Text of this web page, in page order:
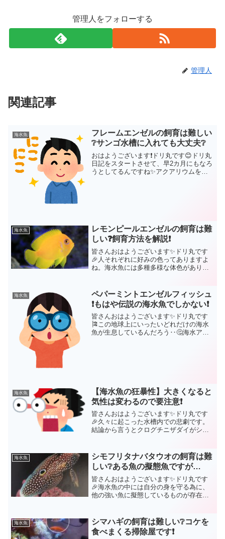
管理人をフォローする
管理人
関連記事
海水魚
フレームエンゼルの飼育は難しい
❔サンゴ水槽に入れても大丈夫❔
おはようございます❗ドリ丸です😊ドリ丸
日記をスタートさせて、早2カ月にもなろ
うとしてるんですね✨アクアリウムを趣
海水魚
レモンピールエンゼルの飼育は難
しい❓飼育方法を解説❗
皆さんおはようございます✨ドリ丸です
🎉人それぞれに好みの色ってありますよ
ね。海水魚には多種多様な体色がありま
する【レモンピール・エンゼルフィッシ
ュ】は、まさにドリ丸が大...
海水魚
ペパーミントエンゼルフィッシュ
❗もはや伝説の海水魚でしかない❗
皆さんおはようございます✨ドリ丸です
🎏この地球上にいったいどれだけの海水
魚が生息しているんだろう‥🤔海水アク
海水魚
【海水魚の狂暴性】大きくなると
気性は変わるので要注意❗
皆さんおはようございます✨ドリ丸です
🎉久々に起こった水槽内での悲劇です。
結論から言うとクログチニザダイがシマ
事ではよく言われている話ですが、これ
まで何匹ものハギの混泳に...
海水魚
シモフリタナバタウオの飼育は難
しい❔ある魚の擬態魚ですが…
皆さんおはようございます✨ドリ丸です
🎉海水魚の中には自分の身を守る為に、
他の強い魚に擬態しているものが存在し
です😅」今回ご紹介する【シモフリタナ
バタウオ】もまさに、ビビ...
海水魚
シマハギの飼育は難しい❔コケを
食べまくる掃除屋です❗